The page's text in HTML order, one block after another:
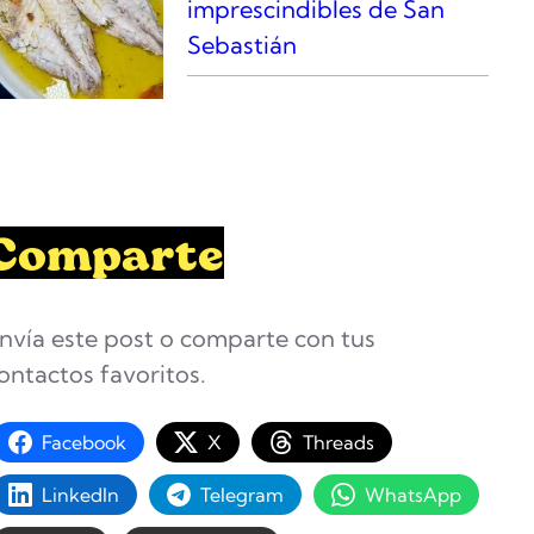
imprescindibles de San
Sebastián
este post o comparte con tus
favoritos.
Facebook X Threads
LinkedIn Telegram WhatsApp